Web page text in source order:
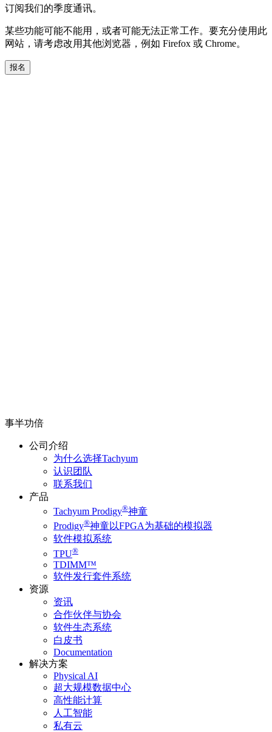
订阅我们的季度通讯。
某些功能可能不能用，或者可能无法正常工作。要充分使用此
网站，请考虑改用其他浏览器，例如 Firefox 或 Chrome。
报名
事半功倍
公司介绍
为什么选择Tachyum
认识团队
联系我们
产品
Tachyum Prodigy®神童
Prodigy®神童以FPGA为基础的模拟器
软件模拟系统
TPU®
TDIMM™
软件发行套件系统
资源
资讯
合作伙伴与协会
软件生态系统
白皮书
Documentation
解决方案
Physical AI
超大规模数据中心
高性能计算
人工智能
私有云